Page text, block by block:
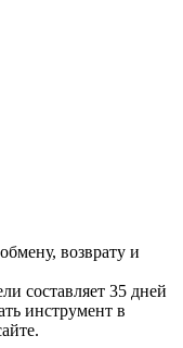
возврату и
составляет 35 дней
инструмент в